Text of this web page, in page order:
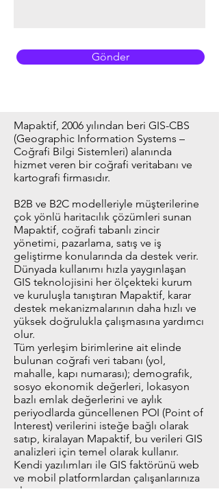
Gönder
Mapaktif, 2006 yılından beri GIS-CBS
(Geographic Information Systems –
Coğrafi Bilgi Sistemleri) alanında
hizmet veren bir coğrafi veritabanı ve
kartografi firmasıdır.
B2B ve B2C modelleriyle müşterilerine
çok yönlü haritacılık çözümleri sunan
Mapaktif, coğrafi tabanlı zincir
yönetimi, pazarlama, satış ve iş
geliştirme konularında da destek verir.
Dünyada kullanımı hızla yaygınlaşan
GIS teknolojisini her ölçekteki kurum
ve kuruluşla tanıştıran Mapaktif, karar
destek mekanizmalarının daha hızlı ve
yüksek doğrulukla çalışmasına yardımcı
olur.
Tüm yerleşim birimlerine ait elinde
bulunan coğrafi veri tabanı (yol,
mahalle, kapı numarası); demografik,
sosyo ekonomik değerleri, lokasyon
bazlı emlak değerlerini ve aylık
periyodlarda güncellenen POI (Point of
Interest) verilerini isteğe bağlı olarak
satıp, kiralayan Mapaktif, bu verileri GIS
analizleri için temel olarak kullanır.
Kendi yazılımları ile GIS faktörünü web
ve mobil platformlardan çalışanlarınıza
ulaştırır.